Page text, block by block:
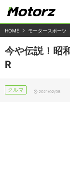
HOME モータースポーツ
今や伝説！昭
R
クルマ 2021/02/08